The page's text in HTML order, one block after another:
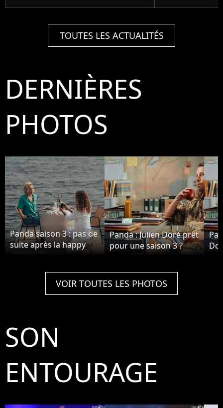
TOUTES LES ACTUALITÉS
DERNIÈRES
PHOTOS
Panda saison 3 : pas de
suite après la happy
Panda : Julien Doré prêt
pour une saison 3 ?
VOIR TOUTES LES PHOTOS
SON
ENTOURAGE